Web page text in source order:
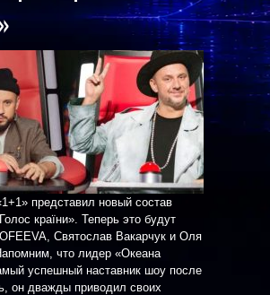
представил новый состав
країни». Теперь это будут
Святослав Вакарчук и Оля
что лидер «Океана
успешный наставник шоу после
он дважды приводил своих